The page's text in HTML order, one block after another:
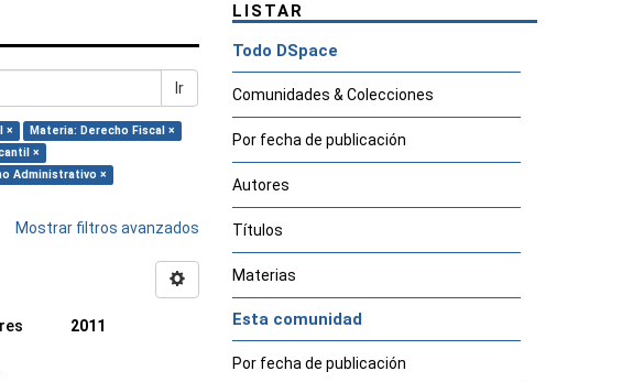
Ir
×
Materia: Derecho Fiscal ×
×
Administrativo ×
Mostrar filtros avanzados
2011
LISTAR
Todo DSpace
Comunidades & Colecciones
Por fecha de publicación
Autores
Títulos
Materias
Esta comunidad
Por fecha de publicación